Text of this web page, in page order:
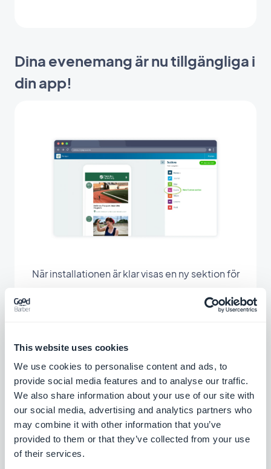
This website uses cookies
We use cookies to personalise content and ads, to
provide social media features and to analyse our traffic.
We also share information about your use of our site with
our social media, advertising and analytics partners who
may combine it with other information that you’ve
provided to them or that they’ve collected from your use
of their services.
Dina evenemang är nu tillgängliga i
din app!
När installationen är klar visas en ny sektion för
att kunna byta namn på det beroende på typen
På samma sätt som för de andra avsnitten i din
app kan du ändra designen. Hitta dina
evenemang direkt synkroniserade med din app
och gör det enkelt för användarna att få tillgång
till ditt externa innehåll.